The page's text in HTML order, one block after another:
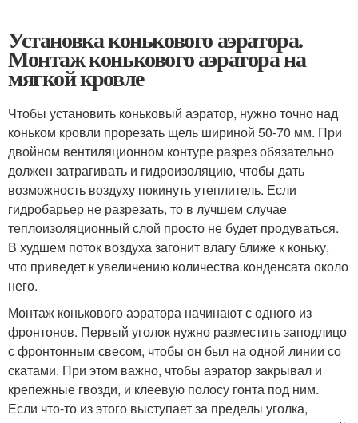
Установка конькового аэратора.
Монтаж конькового аэратора на
мягкой кровле
Чтобы установить коньковый аэратор, нужно точно над
коньком кровли прорезать щель шириной 50-70 мм. При
двойном вентиляционном контуре разрез обязательно
должен затрагивать и гидроизоляцию, чтобы дать
возможность воздуху покинуть утеплитель. Если
гидробарьер не разрезать, то в лучшем случае
теплоизоляционный слой просто не будет продуваться.
В худшем поток воздуха загонит влагу ближе к коньку,
что приведет к увеличению количества конденсата около
него.
Монтаж конькового аэратора начинают с одного из
фронтонов. Первый уголок нужно разместить заподлицо
с фронтонным свесом, чтобы он был на одной линии со
скатами. При этом важно, чтобы аэратор закрывал и
крепежные гвозди, и клеевую полосу гонта под ним.
Если что-то из этого выступает за пределы уголка,